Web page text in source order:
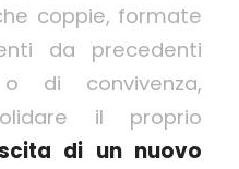
coppie, formate
da precedenti
di convivenza,
il proprio
di un nuovo